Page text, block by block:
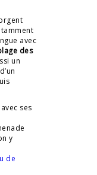
avec
des
un
avec ses
y
de